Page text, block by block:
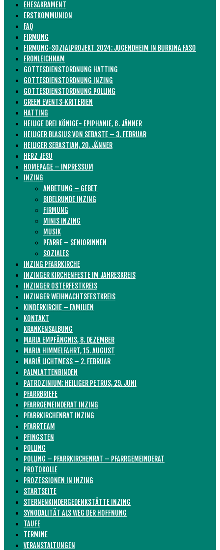
EHESAKRAMENT
ERSTKOMMUNION
FAQ
FIRMUNG
FIRMUNG-SOZIALPROJEKT 2024: JUGENDHEIM IN BURKINA FASO
FRONLEICHNAM
GOTTESDIENSTORDNUNG HATTING
GOTTESDIENSTORDNUNG INZING
GOTTESDIENSTORDNUNG POLLING
GREEN EVENTS-KRITERIEN
HATTING
HEILIGE DREI KÖNIGE- EPIPHANIE, 6. JÄNNER
HEILIGER BLASIUS VON SEBASTE – 3. FEBRUAR
HEILIGER SEBASTIAN, 20. JÄNNER
HERZ JESU
HOMEPAGE – IMPRESSUM
INZING
ANBETUNG – GEBET
BIBELRUNDE INZING
FIRMUNG
MINIS INZING
MUSIK
PFARRE – SENIORINNEN
SOZIALES
INZING PFARRKIRCHE
INZINGER KIRCHENFESTE IM JAHRESKREIS
INZINGER OSTERFESTKREIS
INZINGER WEIHNACHTSFESTKREIS
KINDERKIRCHE – FAMILIEN
KONTAKT
KRANKENSALBUNG
MARIA EMPFÄNGNIS, 8. DEZEMBER
MARIA HIMMELFAHRT, 15. AUGUST
MARIÄ LICHTMESS – 2. FEBRUAR
PALMLATTENBINDEN
PATROZINIUM: HEILIGER PETRUS, 29. JUNI
PFARRBRIEFE
PFARRGEMEINDERAT INZING
PFARRKIRCHENRAT INZING
PFARRTEAM
PFINGSTEN
POLLING
POLLING – PFARRKIRCHENRAT – PFARRGEMEINDERAT
PROTOKOLLE
PROZESSIONEN IN INZING
STARTSEITE
STERNENKINDERGEDENKSTÄTTE INZING
SYNODALITÄT ALS WEG DER HOFFNUNG
TAUFE
TERMINE
VERANSTALTUNGEN